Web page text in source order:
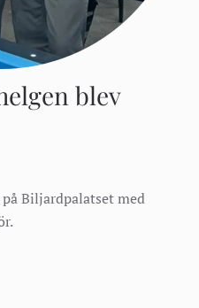
blev
Biljardpalatset med